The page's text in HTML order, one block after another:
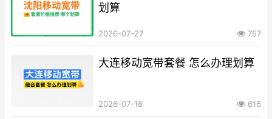
划算
2026-07-27 757
大连移动宽带套餐 怎么办理划算
2026-07-18 616